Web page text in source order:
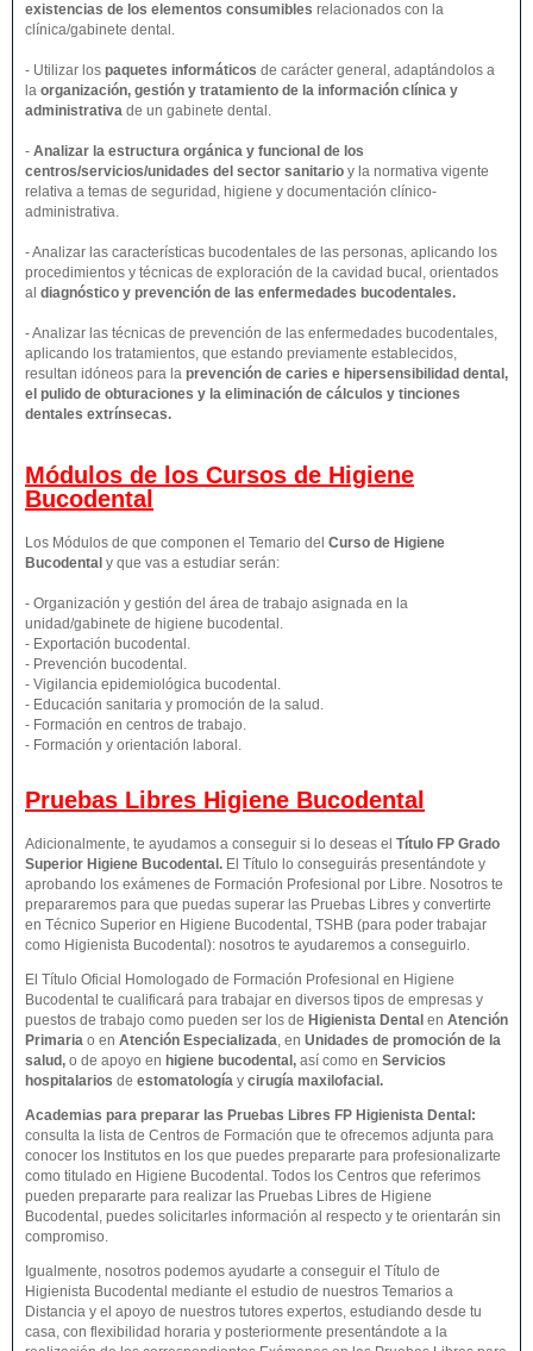
existencias de los elementos consumibles relacionados con la
clínica/gabinete dental.
- Utilizar los paquetes informáticos de carácter general, adaptándolos a
la organización, gestión y tratamiento de la información clínica y
administrativa de un gabinete dental.
- Analizar la estructura orgánica y funcional de los
centros/servicios/unidades del sector sanitario y la normativa vigente
relativa a temas de seguridad, higiene y documentación clínico-
administrativa.
- Analizar las características bucodentales de las personas, aplicando los
procedimientos y técnicas de exploración de la cavidad bucal, orientados
al diagnóstico y prevención de las enfermedades bucodentales.
- Analizar las técnicas de prevención de las enfermedades bucodentales,
aplicando los tratamientos, que estando previamente establecidos,
resultan idóneos para la prevención de caries e hipersensibilidad dental,
el pulido de obturaciones y la eliminación de cálculos y tinciones
dentales extrínsecas.
Módulos de los Cursos de Higiene
Bucodental
Los Módulos de que componen el Temario del Curso de Higiene
Bucodental y que vas a estudiar serán:
- Organización y gestión del área de trabajo asignada en la
unidad/gabinete de higiene bucodental.
- Exportación bucodental.
- Prevención bucodental.
- Vigilancia epidemiológica bucodental.
- Educación sanitaria y promoción de la salud.
- Formación en centros de trabajo.
- Formación y orientación laboral.
Pruebas Libres Higiene Bucodental
Adicionalmente, te ayudamos a conseguir si lo deseas el Título FP Grado
Superior Higiene Bucodental . El Título lo conseguirás presentándote y
aprobando los exámenes de Formación Profesional por Libre. Nosotros te
prepararemos para que puedas superar las Pruebas Libres y convertirte
en Técnico Superior en Higiene Bucodental, TSHB (para poder trabajar
como Higienista Bucodental): nosotros te ayudaremos a conseguirlo.
El Título Oficial Homologado de Formación Profesional en Higiene
Bucodental te cualificará para trabajar en diversos tipos de empresas y
puestos de trabajo como pueden ser los de Higienista Dental en Atención
Primaria o en Atención Especializada, en Unidades de promoción de la
salud, o de apoyo en higiene bucodental, así como en Servicios
hospitalarios de estomatología y cirugía maxilofacial.
Academias para preparar las Pruebas Libres FP Higienista Dental:
consulta la lista de Centros de Formación que te ofrecemos adjunta para
conocer los Institutos en los que puedes prepararte para profesionalizarte
como titulado en Higiene Bucodental. Todos los Centros que referimos
pueden prepararte para realizar las Pruebas Libres de Higiene
Bucodental, puedes solicitarles información al respecto y te orientarán sin
compromiso.
Igualmente, nosotros podemos ayudarte a conseguir el Título de
Higienista Bucodental mediante el estudio de nuestros Temarios a
Distancia y el apoyo de nuestros tutores expertos, estudiando desde tu
casa, con flexibilidad horaria y posteriormente presentándote a la